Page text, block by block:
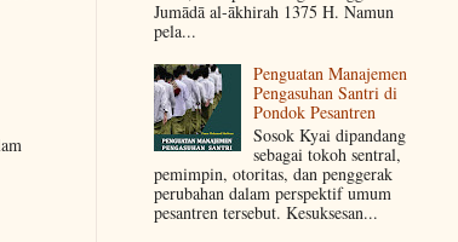
Jumādā al-ākhirah 1375 H. Namun
pela...
Penguatan Manajemen
Pengasuhan Santri di
Pondok Pesantren
Sosok Kyai dipandang
sebagai tokoh sentral,
pemimpin, otoritas, dan penggerak
perubahan dalam perspektif umum
pesantren tersebut. Kesuksesan...